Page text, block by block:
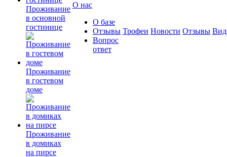
Проживание
в основной
гостинице
Проживание
в гостевом
доме
Проживание
в домиках
на пирсе
О нас
О базе
Отзывы
Вопрос
ответ
Трофеи Новости Отзывы